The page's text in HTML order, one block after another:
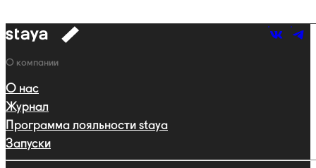
к
Навигация
О компании
О нас
Журнал
Программа лояльности staya
Запуски